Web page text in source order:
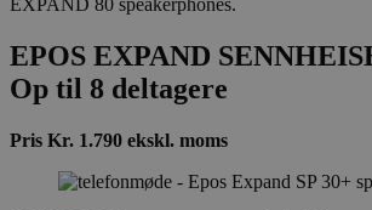
EPOS EXPAND
Op til 8 deltagere
Pris Kr. 1.790 ekskl. moms